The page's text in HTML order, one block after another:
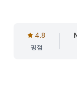
4.8
평점